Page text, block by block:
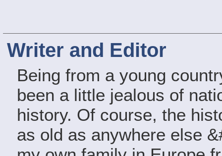
Writer and Editor
Being from a young
been a little jealous of
history. Of course, the
as old as anywhere else